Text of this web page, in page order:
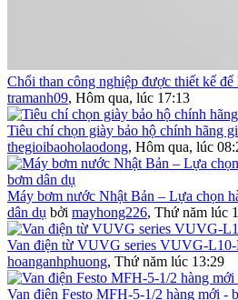
Chổi than công nghiệp được thiết kế
tramanh09, Hôm qua, lúc 17:13
Tiêu chí chọn giày bảo hộ chính hãng
thegioibaoholaodong, Hôm qua, lúc
Máy bơm nước Nhật Bản – Lựa chọn
dân dụ bởi mayhong226, Thứ năm lúc
Van điện từ VUVG series VUVG-L10-
hoanganhphuong, Thứ năm lúc 13:29
Van điện Festo MFH-5-1/2 hàng mới -